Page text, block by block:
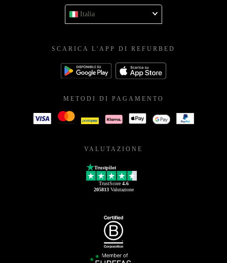
Italia
SCARICA L'APP DI REFURBED
METODI DI PAGAMENTO
VALUTAZIONE
Trustpilot
TrustScore 4.6
205813Valutazione